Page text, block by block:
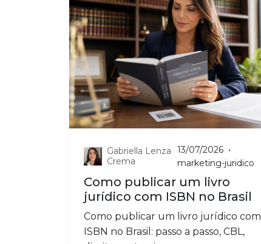
Gabriella Lenza
Crema
13/07/2026 •
marketing-juridico
Como publicar um livro
jurídico com ISBN no Brasil
Como publicar um livro jurídico com
ISBN no Brasil: passo a passo, CBL,